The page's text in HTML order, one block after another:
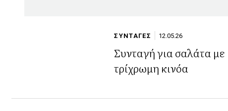
ΣΥΝΤΑΓΕΣ 12.05.26
Συνταγή για σαλάτα με
τρίχρωμη κινόα